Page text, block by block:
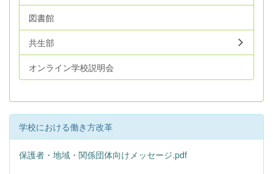
図書館
共生部
オンライン学校説明会
学校における働き方改革
保護者・地域・関係団体向けメッセージ.pdf